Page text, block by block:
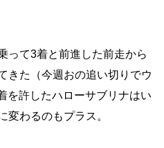
って3着と前進した前走から
きた（今週おの追い切りでウ
を許したハローサブリナはい
変わるのもプラス。